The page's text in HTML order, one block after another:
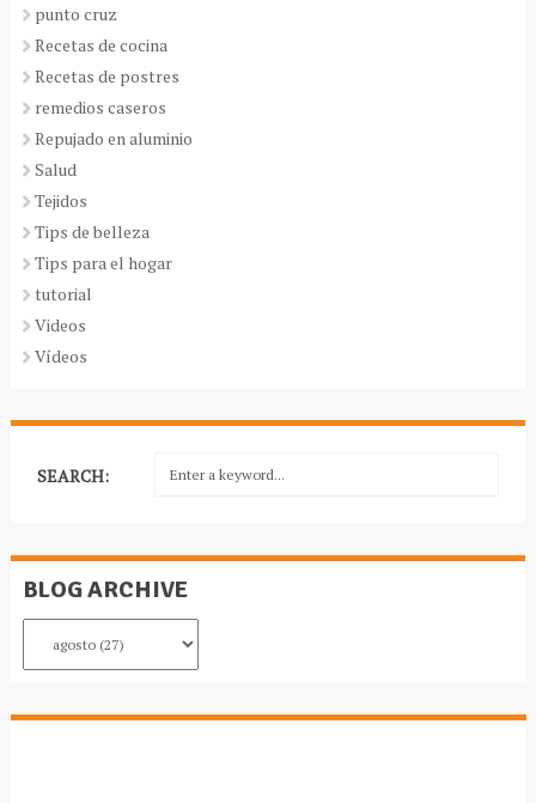
punto cruz
Recetas de cocina
Recetas de postres
remedios caseros
Repujado en aluminio
Salud
Tejidos
Tips de belleza
Tips para el hogar
tutorial
Videos
Vídeos
SEARCH:
BLOG ARCHIVE